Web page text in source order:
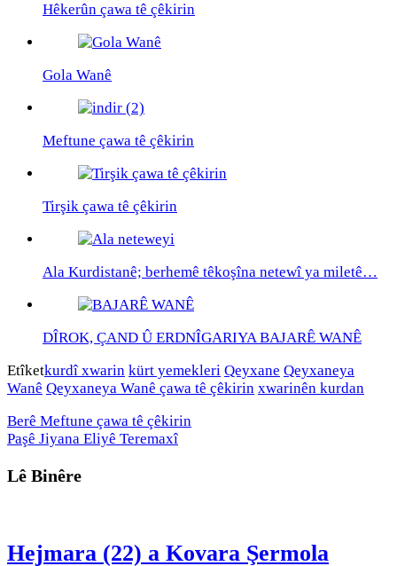
Hêkerûn çawa tê çêkirin
Gola Wanê
Meftune çawa tê çêkirin
Tirşik çawa tê çêkirin
Ala Kurdistanê; berhemê têkoşîna netewî ya miletê…
DÎROK, ÇAND Û ERDNÎGARIYA BAJARÊ WANÊ
Etîketkurdî xwarin kürt yemekleri Qeyxane Qeyxaneya
Wanê Qeyxaneya Wanê çawa tê çêkirin xwarinên kurdan
Berê Meftune çawa tê çêkirin
Paşê Jiyana Eliyê Teremaxî
Lê Binêre
Hejmara (22) a Kovara Şermola